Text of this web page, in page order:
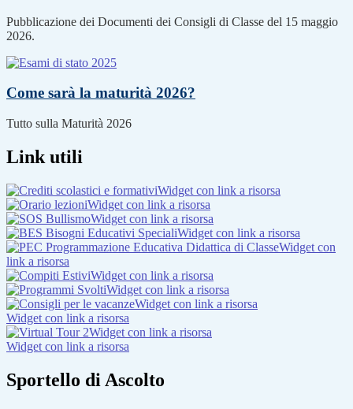
Pubblicazione dei Documenti dei Consigli di Classe del 15 maggio
2026.
Come sarà la maturità 2026?
Tutto sulla Maturità 2026
Link utili
Widget con link a risorsa
Widget con link a risorsa
Widget con link a risorsa
Widget con link a risorsa
Widget con
link a risorsa
Widget con link a risorsa
Widget con link a risorsa
Widget con link a risorsa
Widget con link a risorsa
Widget con link a risorsa
Widget con link a risorsa
Sportello di Ascolto